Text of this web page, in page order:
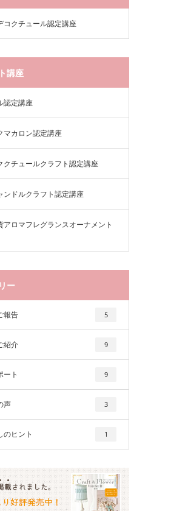
コクチュール認定講座
講座
認定講座
マカロン認定講座
クチュールクラフト認定講座
ンドルクラフト認定講座
アロマフレグランスオーナメント
ー
報告 5
紹介 9
ート 9
声 3
のヒント 1